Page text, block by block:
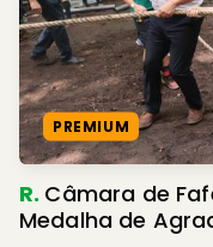
PREMIUM
R. Câmara de Fafe
Medalha de